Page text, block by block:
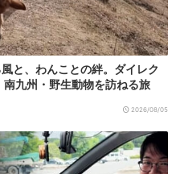
と、わんことの絆。ダイレク
南九州・野生動物を訪ねる旅
2026/08/05